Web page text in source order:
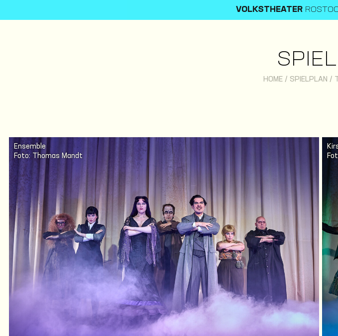
VOLKSTHEATER
HOME/ SPIELPLAN /
Ensemble
Foto: Thomas Mandt